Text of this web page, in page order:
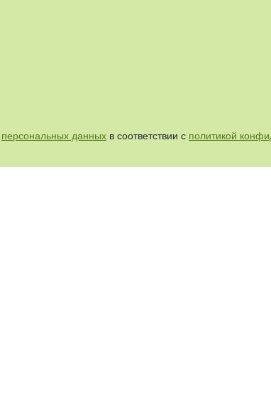
персональных данных в соответствии с политикой